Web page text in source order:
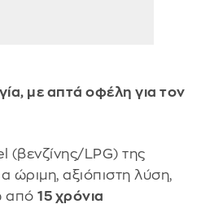
με απτά οφέλη για τον
(βενζίνης/LPG) της
ώριμη, αξιόπιστη λύση,
από 15 χρόνια